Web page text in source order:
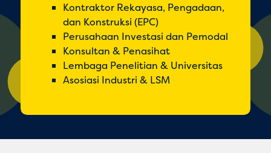
Kontraktor Rekayasa, Pengadaan,
dan Konstruksi (EPC)
Perusahaan Investasi dan Pemodal
Konsultan & Penasihat
Lembaga Penelitian & Universitas
Asosiasi Industri & LSM